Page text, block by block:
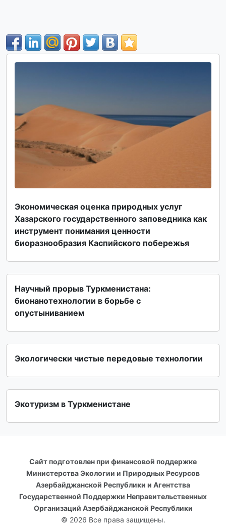
Экономическая оценка природных услуг
Хазарского государственного заповедника как
инструмент понимания ценности
биоразнообразия Каспийского побережья
Научный прорыв Туркменистана:
бионанотехнологии в борьбе с
опустыниванием
Экологически чистые передовые технологии
Экотуризм в Туркменистане
Сайт подготовлен при финансовой поддержке
Министерства Экологии и Природных Ресурсов
Азербайджанской Республики и Агентства
Государственной Поддержки Неправительственных
Организаций Азербайджанской Республики
© 2026 Все права защищены.